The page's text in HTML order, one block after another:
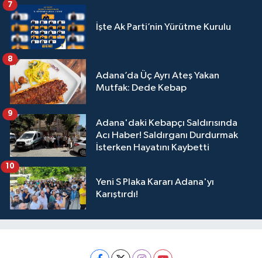
İşte Ak Parti’nin Yürütme Kurulu
7
Adana’da Üç Ayrı Ateş Yakan
Mutfak: Dede Kebap
8
Adana'daki Kebapçı Saldırısında
Acı Haber! Saldırganı Durdurmak
İsterken Hayatını Kaybetti
9
Yeni S Plaka Kararı Adana'yı
Karıştırdı!
10